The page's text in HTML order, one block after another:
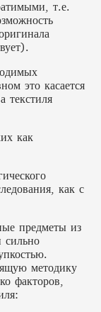
т.е.
это касается
текстиля
как
как с
предметы из
сильно
методику
факторов,